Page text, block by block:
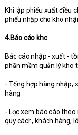
Khi lập phiếu xuất điều
phiếu nhập cho kho
4.Báo cáo kho
Báo cáo nhập - xuất -
phần mềm quản lý kho
- Tổng hợp hàng nhập,
hàng
- Lọc xem báo cáo theo
quy cách, khách hàng,